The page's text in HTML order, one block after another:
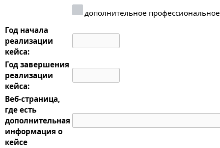
дополнительное
Год начала
реализации
кейса:
Год завершения
реализации
кейса:
Веб-страница,
где есть
дополнительная
информация о
кейсе